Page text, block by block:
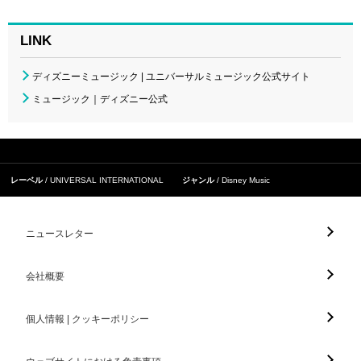
LINK
ディズニーミュージック | ユニバーサルミュージック公式サイト
ミュージック｜ディズニー公式
レーベル UNIVERSAL INTERNATIONAL ジャンル Disney Music
ニュースレター
会社概要
個人情報 | クッキーポリシー